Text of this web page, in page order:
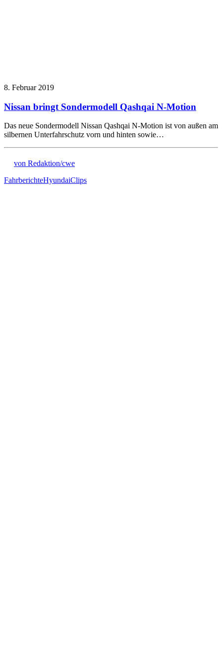
8. Februar 2019
Nissan bringt Sondermodell Qashqai N-Motion
Das neue Sondermodell Nissan Qashqai N-Motion ist von außen am
silbernen Unterfahrschutz vorn und hinten sowie…
von Redaktion/cwe
FahrberichteHyundaiClips